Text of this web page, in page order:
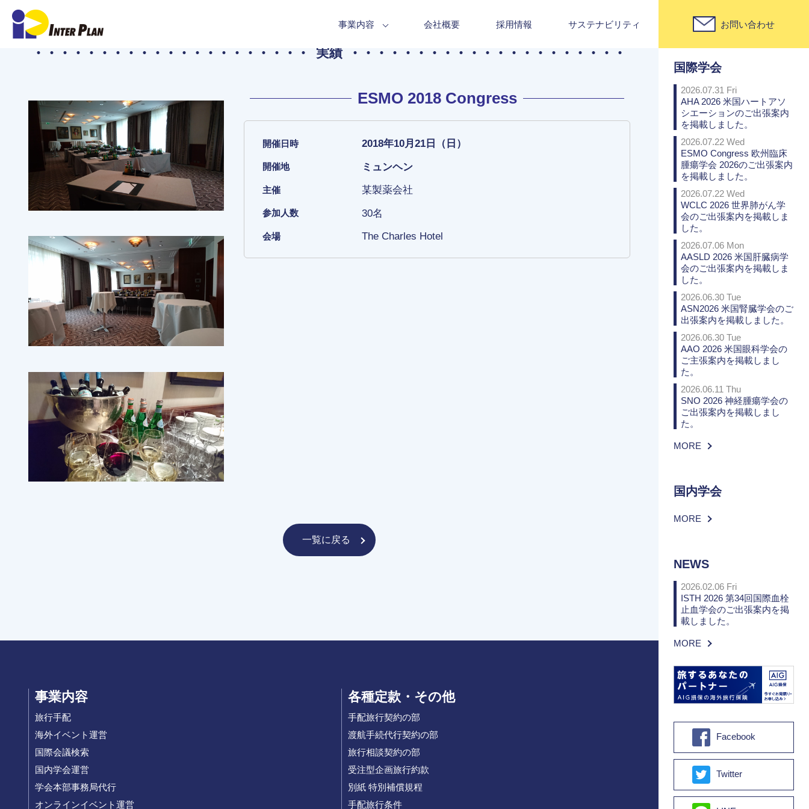
事業内容 会社概要 採用情報 サステナビリティ お問い合わせ
TOP 実績
実績
ESMO 2018 Congress
開催日時 2018年10月21日（日）
開催地 ミュンヘン
主催 某製薬会社
参加人数 30名
会場 The Charles Hotel
一覧に戻る
事業内容
旅行手配
海外イベント運営
国際会議検索
国内学会運営
学会本部事務局代行
オンラインイベント運営
各種定款・その他
手配旅行契約の部
渡航手続代行契約の部
旅行相談契約の部
受注型企画旅行約款
別紙 特別補償規程
手配旅行条件
PICK UP
国際学会
2026.07.31 Fri
AHA 2026 米国ハートアソ
シエーションのご出張案内
を掲載しました。
2026.07.22 Wed
ESMO Congress 欧州臨床
腫瘍学会 2026のご出張案内
を掲載しました。
2026.07.22 Wed
WCLC 2026 世界肺がん学
会のご出張案内を掲載しま
した。
2026.07.06 Mon
AASLD 2026 米国肝臓病学
会のご出張案内を掲載しま
した。
2026.06.30 Tue
ASN2026 米国腎臓学会のご
出張案内を掲載しました。
2026.06.30 Tue
AAO 2026 米国眼科学会の
ご主張案内を掲載しまし
た。
2026.06.11 Thu
SNO 2026 神経腫瘍学会の
ご出張案内を掲載しまし
た。
MORE
国内学会
MORE
NEWS
2026.02.06 Fri
ISTH 2026 第34回国際血栓
止血学会のご出張案内を掲
載しました。
MORE
Facebook
Twitter